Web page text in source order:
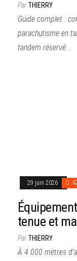
ParTHIERRY
Guide complet :
parachutisme en
tandem réservé...
29 juin 2026 0
tenue et
ParTHIERRY
À 4 000 mètres